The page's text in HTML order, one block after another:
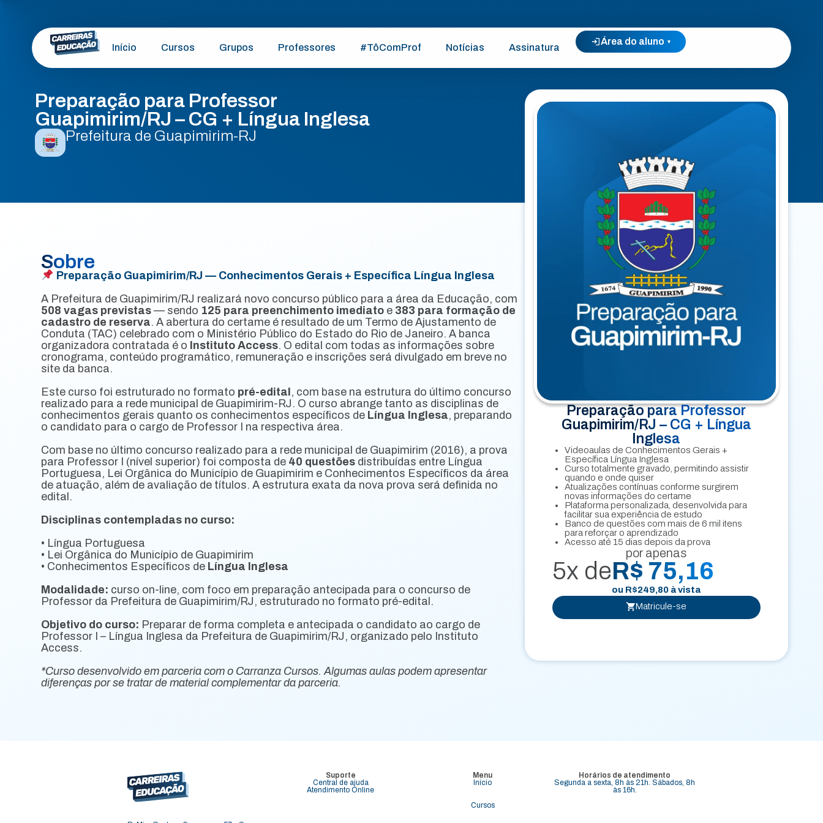
Início Cursos Grupos Professores #TôComProf Notícias Assinatura
Área do aluno ▾
Preparação para Professor
Guapimirim/RJ – CG + Língua Inglesa
Prefeitura de Guapimirim-RJ
Sobre
Preparação Guapimirim/RJ — Conhecimentos Gerais + Específica Língua Inglesa
A Prefeitura de Guapimirim/RJ realizará novo concurso público para a área da Educação, com
508 vagas previstas — sendo 125 para preenchimento imediato e 383 para formação de
cadastro de reserva. A abertura do certame é resultado de um Termo de Ajustamento de
Conduta (TAC) celebrado com o Ministério Público do Estado do Rio de Janeiro. A banca
organizadora contratada é o Instituto Access. O edital com todas as informações sobre
cronograma, conteúdo programático, remuneração e inscrições será divulgado em breve no
site da banca.
Este curso foi estruturado no formato pré-edital , com base na estrutura do último concurso
realizado para a rede municipal de Guapimirim-RJ. O curso abrange tanto as disciplinas de
conhecimentos gerais quanto os conhecimentos específicos de Língua Inglesa, preparando
o candidato para o cargo de Professor I na respectiva área.
Com base no último concurso realizado para a rede municipal de Guapimirim (2016), a prova
para Professor I (nível superior) foi composta de 40 questões distribuídas entre Língua
Portuguesa, Lei Orgânica do Município de Guapimirim e Conhecimentos Específicos da área
de atuação, além de avaliação de títulos. A estrutura exata da nova prova será definida no
edital.
Disciplinas contempladas no curso:
• Língua Portuguesa
• Lei Orgânica do Município de Guapimirim
• Conhecimentos Específicos de Língua Inglesa
Modalidade: curso on-line, com foco em preparação antecipada para o concurso de
Professor da Prefeitura de Guapimirim/RJ, estruturado no formato pré-edital.
Objetivo do curso: Preparar de forma completa e antecipada o candidato ao cargo de
Professor I – Língua Inglesa da Prefeitura de Guapimirim/RJ, organizado pelo Instituto
Access.
*Curso desenvolvido em parceria com o Carranza Cursos. Algumas aulas podem apresentar
diferenças por se tratar de material complementar da parceria.
Preparação para Professor
Guapimirim/RJ – CG + Língua
Inglesa
Videoaulas de Conhecimentos Gerais +
Específica Língua Inglesa
Curso totalmente gravado, permitindo assistir
quando e onde quiser
Atualizações contínuas conforme surgirem
novas informações do certame
Plataforma personalizada, desenvolvida para
facilitar sua experiência de estudo
Banco de questões com mais de 6 mil itens
para reforçar o aprendizado
Acesso até 15 dias depois da prova
por apenas
5x deR$ 75,16
ou R$249,80 à vista
Matricule-se
Suporte
Central de ajuda
Atendimento Online
Menu
Início
Cursos
Horários de atendimento
Segunda a sexta, 8h às 21h. Sábados, 8h
às 16h.